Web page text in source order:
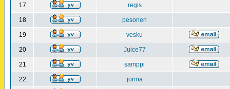
17 regis
18 pesonen
19 vesku
20 Juice77
21 samppi
22 jorma